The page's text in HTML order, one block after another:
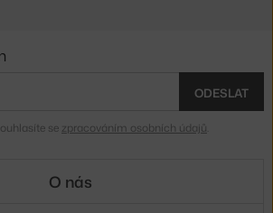
ODESLAT
se zpracováním osobních údajů
O nás